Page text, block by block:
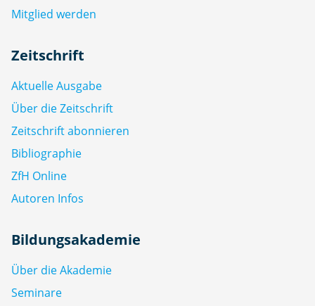
Mitglied werden
Zeitschrift
Aktuelle Ausgabe
Über die Zeitschrift
Zeitschrift abonnieren
Bibliographie
ZfH Online
Autoren Infos
Bildungsakademie
Über die Akademie
Seminare